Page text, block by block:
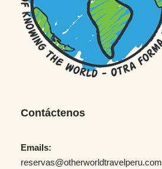
Contáctenos
Emails:
reservas@otherworldtravelperu.com